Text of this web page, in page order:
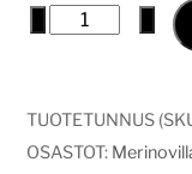
harmaat
määrä
TUOTETUNNUS
OSASTOT: